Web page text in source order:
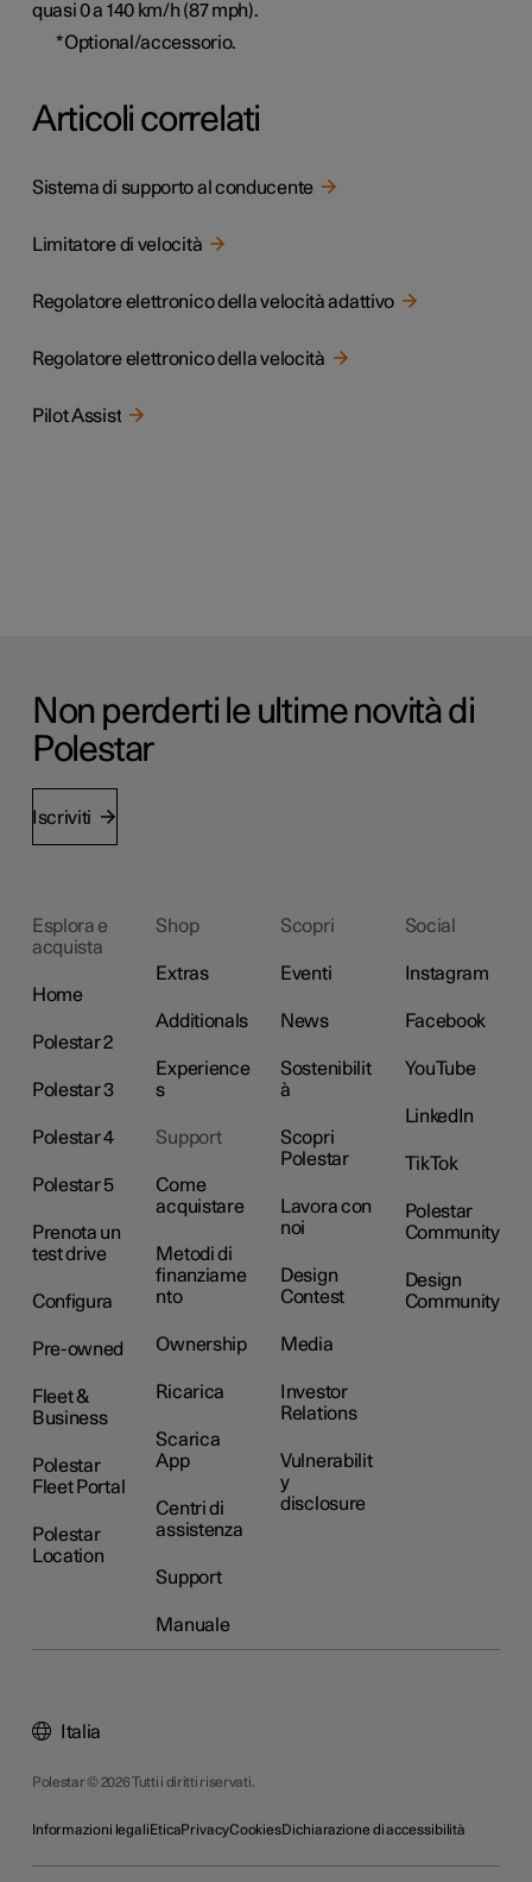
quasi 0 a 140 km/h (87 mph).
*Optional/accessorio.
Articoli correlati
Sistema di supporto al conducente
Limitatore di velocità
Regolatore elettronico della velocità adattivo
Regolatore elettronico della velocità
Pilot Assist
Non perderti le ultime novità di
Polestar
Iscriviti
Esplora e
acquista
Home
Polestar 2
Polestar 3
Polestar 4
Polestar 5
Prenota un
test drive
Configura
Pre-owned
Fleet &
Business
Polestar
Fleet Portal
Polestar
Location
Shop
Extras
Additionals
Experience
s
Support
Come
acquistare
Metodi di
finanziame
nto
Ownership
Ricarica
Scarica
App
Centri di
assistenza
Support
Manuale
Scopri
Eventi
News
Sostenibilit
à
Scopri
Polestar
Lavora con
noi
Design
Contest
Media
Investor
Relations
Vulnerabilit
y
disclosure
Social
Instagram
Facebook
YouTube
LinkedIn
TikTok
Polestar
Community
Design
Community
Polestar © 2026 Tutti i diritti riservati.
Informazioni legaliEticaPrivacyCookiesDichiarazione di accessibilità
Italia